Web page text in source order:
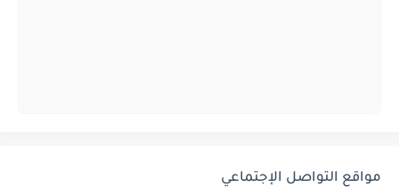
مواقع التواصل الإجتماعي